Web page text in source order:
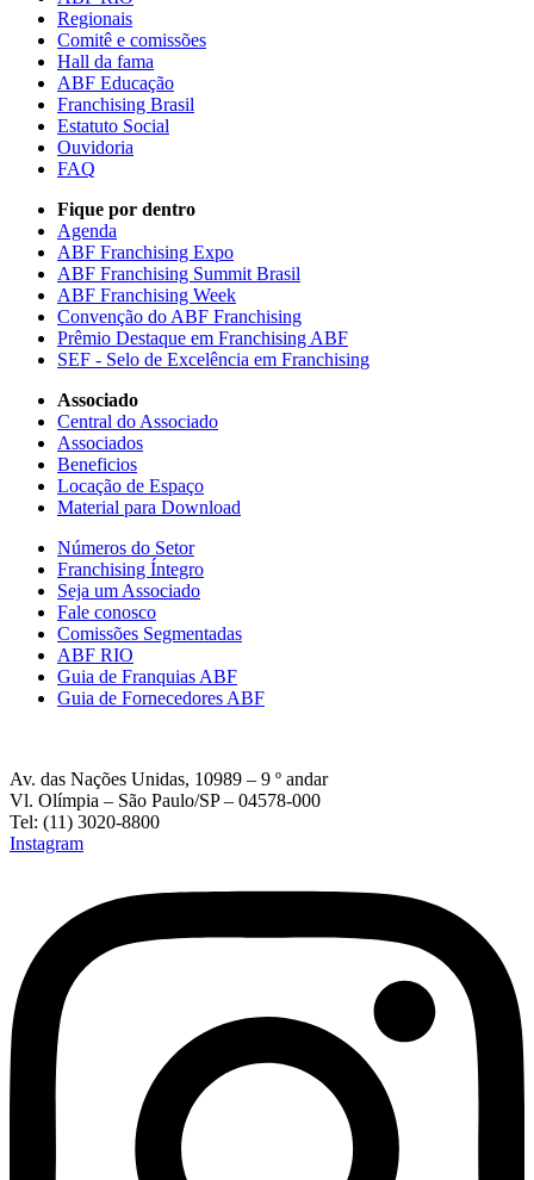
Regionais
Comitê e comissões
Hall da fama
ABF Educação
Franchising Brasil
Estatuto Social
Ouvidoria
FAQ
Fique por dentro
Agenda
ABF Franchising Expo
ABF Franchising Summit Brasil
ABF Franchising Week
Convenção do ABF Franchising
Prêmio Destaque em Franchising ABF
SEF - Selo de Excelência em Franchising
Associado
Central do Associado
Associados
Beneficios
Locação de Espaço
Material para Download
Números do Setor
Franchising Íntegro
Seja um Associado
Fale conosco
Comissões Segmentadas
ABF RIO
Guia de Franquias ABF
Guia de Fornecedores ABF
Av. das Nações Unidas, 10989 – 9 º andar
Vl. Olímpia – São Paulo/SP – 04578-000
Tel: (11) 3020-8800
Instagram